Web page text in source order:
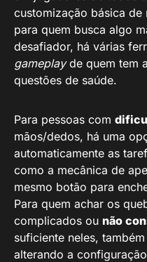
customização básica
para quem busca algo
desafiador, há várias
gameplayde quem tem
questões de saúde.
Para pessoas com
mãos/dedos, há uma
automaticamente as
como a mecânica de
mesmo botão para
Para quem achar os
complicados ou não
suficiente neles,
alterando a